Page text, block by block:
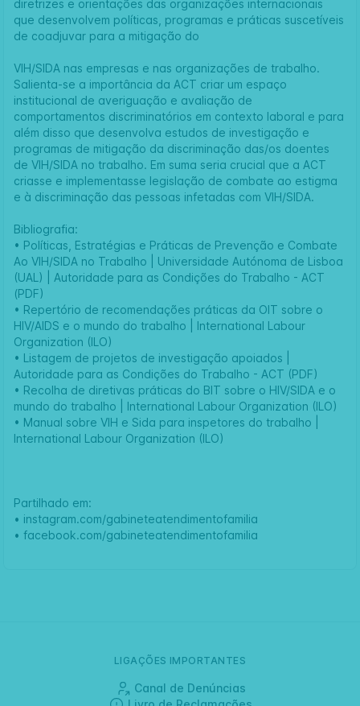
diretrizes e orientações das organizações internacionais
que desenvolvem políticas, programas e práticas suscetíveis
de coadjuvar para a mitigação do
VIH/SIDA nas empresas e nas organizações de trabalho.
Salienta-se a importância da ACT criar um espaço
institucional de averiguação e avaliação de
comportamentos discriminatórios em contexto laboral e para
além disso que desenvolva estudos de investigação e
programas de mitigação da discriminação das/os doentes
de VIH/SIDA no trabalho. Em suma seria crucial que a ACT
criasse e implementasse legislação de combate ao estigma
e à discriminação das pessoas infetadas com VIH/SIDA.
Bibliografia:
• Políticas, Estratégias e Práticas de Prevenção e Combate
Ao VIH/SIDA no Trabalho | Universidade Autónoma de Lisboa
(UAL) | Autoridade para as Condições do Trabalho - ACT
(PDF)
• Repertório de recomendações práticas da OIT sobre o
HIV/AIDS e o mundo do trabalho | International Labour
Organization (ILO)
• Listagem de projetos de investigação apoiados |
Autoridade para as Condições do Trabalho - ACT (PDF)
• Recolha de diretivas práticas do BIT sobre o HIV/SIDA e o
mundo do trabalho | International Labour Organization (ILO)
• Manual sobre VIH e Sida para inspetores do trabalho |
International Labour Organization (ILO)
Partilhado em:
• instagram.com/gabineteatendimentofamilia
• facebook.com/gabineteatendimentofamilia
LIGAÇÕES IMPORTANTES
Canal de Denúncias